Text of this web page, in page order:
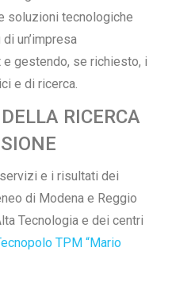
soluzioni tecnologiche
un’impresa
e gestendo, se richiesto, i
e di ricerca.
RICERCA
e i risultati dei
di Modena e Reggio
Tecnologia e dei centri
TPM “Mario